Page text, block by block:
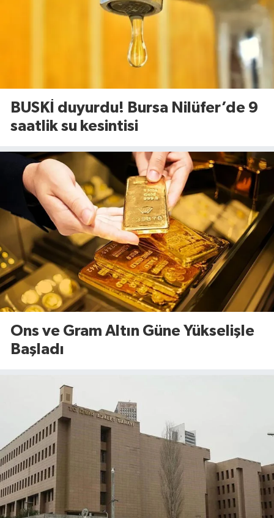
BUSKİ duyurdu! Bursa Nilüfer’de 9
saatlik su kesintisi
Ons ve Gram Altın Güne Yükselişle
Başladı